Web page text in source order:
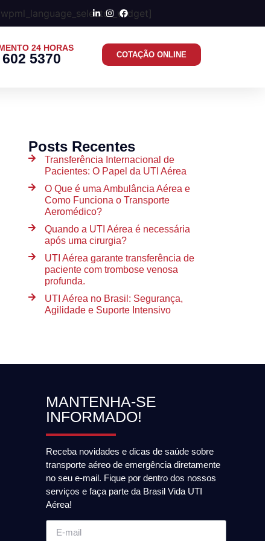
24 HORAS
5370 COTAÇÃO ONLINE
Posts Recentes
Transferência Internacional de
Pacientes: O Papel da UTI Aérea
O Que é uma Ambulância Aérea e
Como Funciona o Transporte
Aeromédico?
Quando a UTI Aérea é necessária
após uma cirurgia?
UTI Aérea garante transferência de
paciente com trombose venosa
profunda.
UTI Aérea no Brasil: Segurança,
Agilidade e Suporte Intensivo
MANTENHA-SE
INFORMADO!
Receba novidades e dicas de saúde sobre
transporte aéreo de emergência diretamente
no seu e-mail. Fique por dentro dos nossos
serviços e faça parte da Brasil Vida UTI
Aérea!